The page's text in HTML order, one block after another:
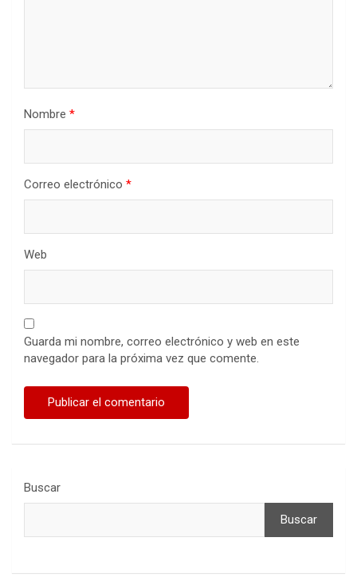
Nombre *
Correo electrónico *
Web
Guarda mi nombre, correo electrónico y web en este
navegador para la próxima vez que comente.
Buscar
Buscar